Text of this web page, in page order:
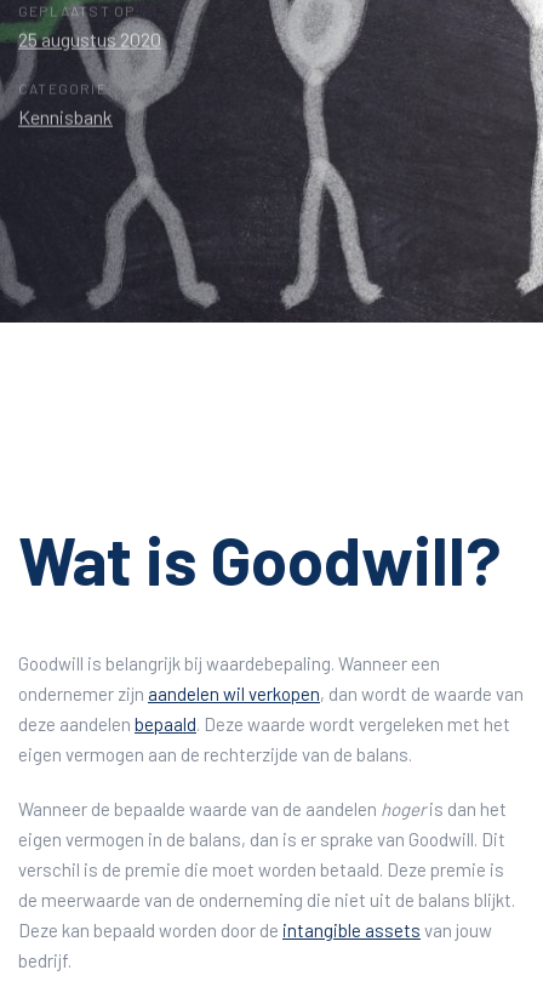
GEPLAATST OP:
25 augustus 2020
CATEGORIE:
Kennisbank
Wat is Goodwill?
Goodwill is belangrijk bij waardebepaling. Wanneer een
ondernemer zijn aandelen wil verkopen, dan wordt de waarde van
deze aandelen bepaald. Deze waarde wordt vergeleken met het
eigen vermogen aan de rechterzijde van de balans.
Wanneer de bepaalde waarde van de aandelen hogeris dan het
eigen vermogen in de balans, dan is er sprake van Goodwill. Dit
verschil is de premie die moet worden betaald. Deze premie is
de meerwaarde van de onderneming die niet uit de balans blijkt.
Deze kan bepaald worden door de intangible assets van jouw
bedrijf.